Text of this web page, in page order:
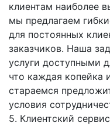
клиентам наиболее
мы предлагаем
для постоянных
заказчиков. Наша
услуги доступными
что каждая копейка
стараемся
условия
5. Клиентский